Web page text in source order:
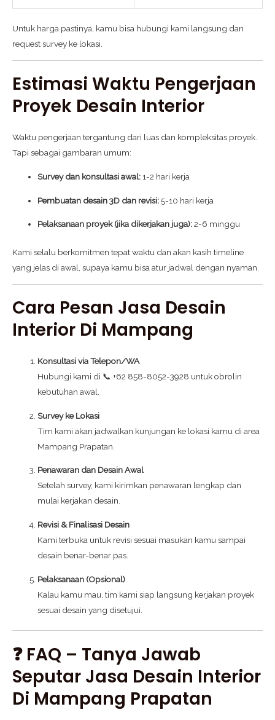
Untuk harga pastinya, kamu bisa hubungi kami langsung dan
request survey ke lokasi.
Estimasi Waktu Pengerjaan
Proyek Desain Interior
Waktu pengerjaan tergantung dari luas dan kompleksitas proyek.
Tapi sebagai gambaran umum:
Survey dan konsultasi awal:1-2 hari kerja
Pembuatan desain 3D dan revisi:5-10 hari kerja
Pelaksanaan proyek (jika dikerjakan juga):2-6 minggu
Kami selalu berkomitmen tepat waktu dan akan kasih timeline
yang jelas di awal, supaya kamu bisa atur jadwal dengan nyaman.
Cara Pesan Jasa Desain
Interior Di Mampang
Konsultasi via Telepon/WA
Hubungi kami di 📞 +62 858-8052-3928 untuk obrolin
kebutuhan awal.
Survey ke Lokasi
Tim kami akan jadwalkan kunjungan ke lokasi kamu di area
Mampang Prapatan.
Penawaran dan Desain Awal
Setelah survey, kami kirimkan penawaran lengkap dan
mulai kerjakan desain.
Revisi & Finalisasi Desain
Kami terbuka untuk revisi sesuai masukan kamu sampai
desain benar-benar pas.
Pelaksanaan (Opsional)
Kalau kamu mau, tim kami siap langsung kerjakan proyek
sesuai desain yang disetujui.
❓ FAQ – Tanya Jawab
Seputar Jasa Desain Interior
Di Mampang Prapatan